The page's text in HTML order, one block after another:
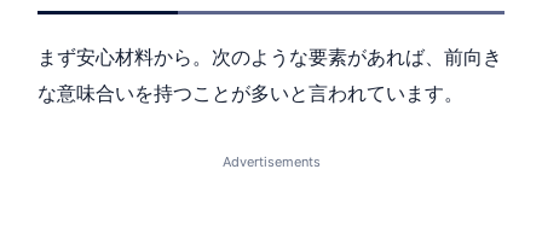
まず安心材料から。次のような要素があれば、前向き
な意味合いを持つことが多いと言われています。
Advertisements